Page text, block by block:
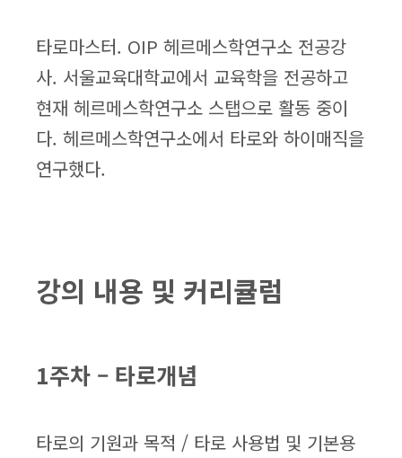
타로마스터. OIP 헤르메스학연구소 전공강
사. 서울교육대학교에서 교육학을 전공하고
현재 헤르메스학연구소 스탭으로 활동 중이
다. 헤르메스학연구소에서 타로와 하이매직을
연구했다.
강의 내용 및 커리큘럼
1주차 – 타로개념
타로의 기원과 목적 / 타로 사용법 및 기본용